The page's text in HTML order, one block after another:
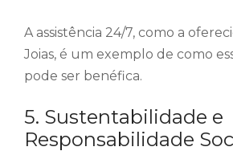
A assistência 24/7, como a
Joias, é um exemplo de como
pode ser benéfica.
5. Sustentabilidade e
Responsabilidade